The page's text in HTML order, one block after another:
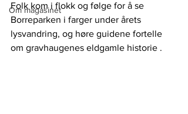
Om magasinet
Folk kom i flokk og følge for å se
Borreparken i farger under årets
lysvandring, og høre guidene fortelle
om gravhaugenes eldgamle historie .